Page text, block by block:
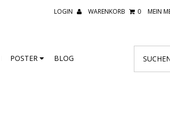
LOGIN WARENKORB 0 MEIN
POSTER BLOG